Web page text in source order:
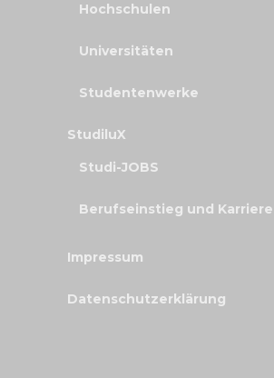
Hochschulen
Universitäten
Studentenwerke
StudiluX
Studi-JOBS
Berufseinstieg und Karriere
Impressum
Datenschutzerklärung